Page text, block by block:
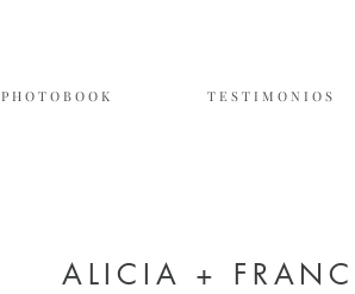
P H O T O B O O K T E S T I M O N I O S
ALICIA +